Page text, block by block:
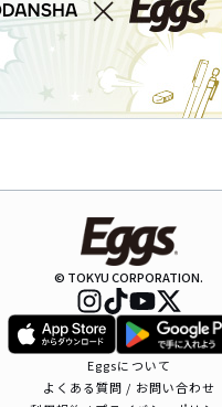
© TOKYU CORPORATION.
Eggsについて
よくある質問 / お問い合わせ